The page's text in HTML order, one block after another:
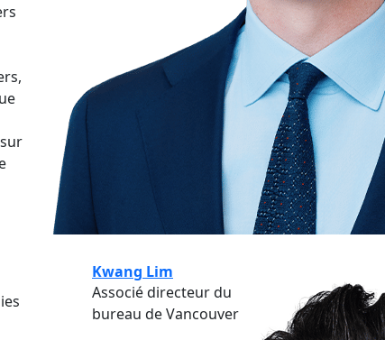
Kwang Lim
Associé directeur du
bureau de Vancouver